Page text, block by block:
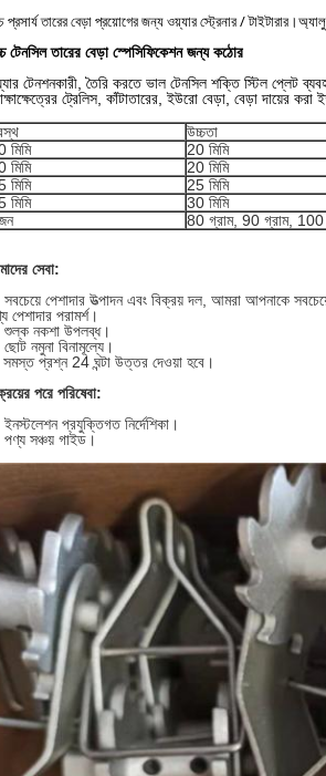
প্রসার্য তারের বেড়া প্রয়োগের জন্য ওয়্যার স্ট্রেনার /
টেনসিল তারের বেড়া স্পেসিফিকেশন জন্য কঠোর
টেনশনকারী, তৈরি করতে ভাল টেনসিল শক্তি স্টিল প্লেট
ট্রেলিস, কাঁটাতারের, ইউরো বেড়া, বেড়া দায়ের
উচ্চতা
মিমি
20 মিমি
মিমি
20 মিমি
মিমি
25 মিমি
মিমি
30 মিমি
80 গ্রাম, 90 গ্রাম,
সেবা:
পেশাদার উত্পাদন এবং বিক্রয় দল, আমরা আপনাকে
পেশাদার পরামর্শ।
শুল্ক নকশা উপলব্ধ।
নমুনা বিনামূল্যে।
প্রশ্ন 24 ঘন্টা উত্তর দেওয়া হবে।
পরে পরিষেবা:
প্রযুক্তিগত নির্দেশিকা।
সঞ্চয় গাইড।